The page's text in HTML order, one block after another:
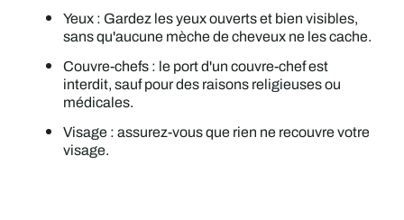
Yeux : Gardez les yeux ouverts et bien visibles,
sans qu'aucune mèche de cheveux ne les cache.
Couvre-chefs : le port d'un couvre-chef est
interdit, sauf pour des raisons religieuses ou
médicales.
Visage : assurez-vous que rien ne recouvre votre
visage.